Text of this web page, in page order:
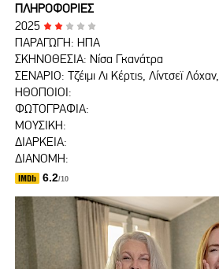
ΠΛΗΡΟΦΟΡΙΕΣ
2025
ΠΑΡΑΓΩΓΗ: ΗΠΑ
ΣΚΗΝΟΘΕΣΙΑ: Νίσα Γκανάτρα
ΣΕΝΑΡΙΟ: Τζέιμι Λι Κέρτις, Λίντσεϊ Λόχαν,
ΗΘΟΠΟΙΟΙ:
ΦΩΤΟΓΡΑΦΙΑ:
ΜΟΥΣΙΚΗ:
ΔΙΑΡΚΕΙΑ:
ΔΙΑΝΟΜΗ:
6.2/10